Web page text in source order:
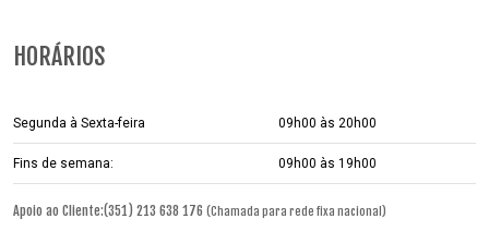
HORÁRIOS
Segunda à Sexta-feira 09h00 às 20h00
Fins de semana: 09h00 às 19h00
Apoio ao Cliente:(351) 213 638 176 (Chamada para rede fixa nacional)